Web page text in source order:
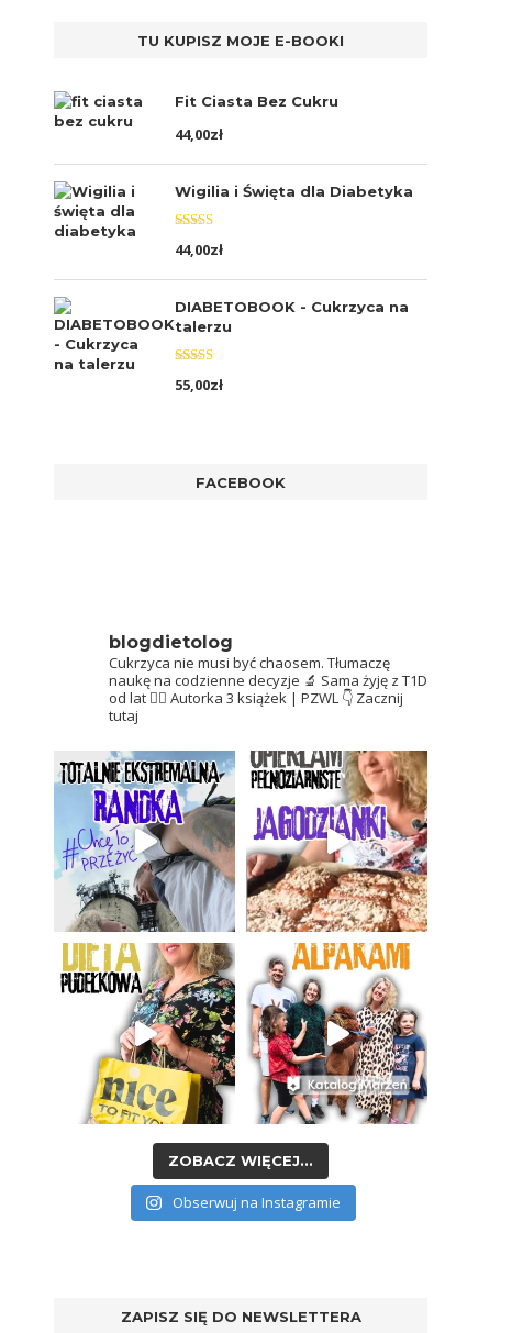
TU KUPISZ MOJE E-BOOKI
Fit Ciasta Bez Cukru
44,00zł
Wigilia i Święta dla Diabetyka
Oceniono
5.00na 5
44,00zł
DIABETOBOOK - Cukrzyca na
talerzu
Oceniono
5.00na 5
55,00zł
FACEBOOK
blogdietolog
Cukrzyca nie musi być chaosem. Tłumaczę
naukę na codzienne decyzje 🔬 Sama żyję z T1D
od lat 👩‍⚕️ Autorka 3 książek | PZWL 👇 Zacznij
tutaj
ZOBACZ WIĘCEJ...
Obserwuj na Instagramie
ZAPISZ SIĘ DO NEWSLETTERA